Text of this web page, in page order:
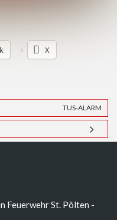
X
TUS-ALARM
Feuerwehr St. Pölten -